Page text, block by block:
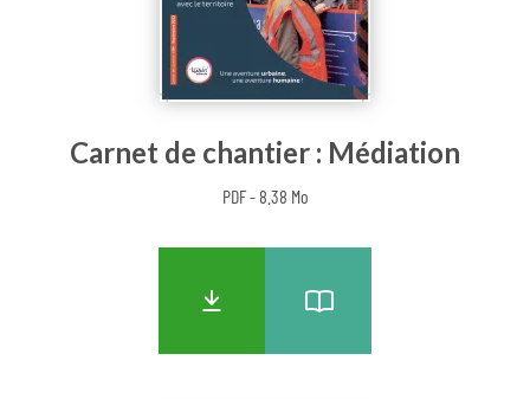
Carnet de chantier : Médiation
PDF - 8.38 Mo